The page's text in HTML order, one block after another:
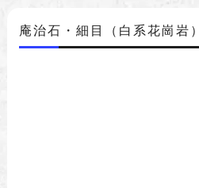
庵治石・細目（白系花崗岩）